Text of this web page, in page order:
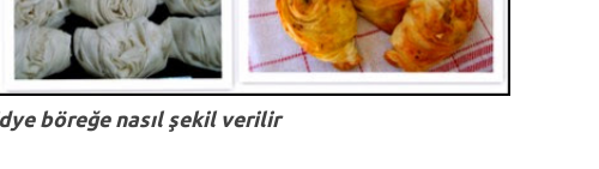
böreğe nasıl şekil verilir